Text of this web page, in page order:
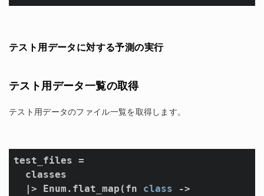
テスト用データに対する予測の実行
テスト用データ一覧の取得
テスト用データのファイル一覧を取得します。
test_files =
  classes
  |> Enum.flat_map(fn
class ->